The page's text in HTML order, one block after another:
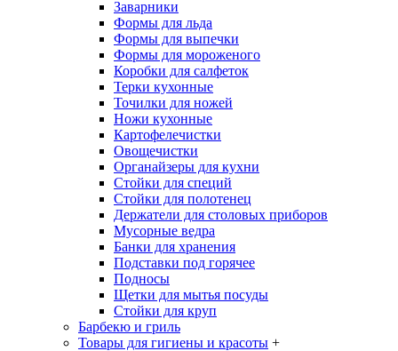
Заварники
Формы для льда
Формы для выпечки
Формы для мороженого
Коробки для салфеток
Терки кухонные
Точилки для ножей
Ножи кухонные
Картофелечистки
Овощечистки
Органайзеры для кухни
Стойки для специй
Стойки для полотенец
Держатели для столовых приборов
Мусорные ведра
Банки для хранения
Подставки под горячее
Подносы
Щетки для мытья посуды
Стойки для круп
Барбекю и гриль
Товары для гигиены и красоты +